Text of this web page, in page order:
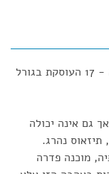
"פדרה" היא טרגדיה פסיכולוגית בת המאה ה - 17 העוסקת בגורל
גם אינה יכולה
נהרג.
מוכנה פדרה